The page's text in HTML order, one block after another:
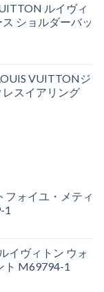
ルイヴィ
ショルダーバッ
VUITTONジ
レスイアリング
フォイユ・メティ
1
イヴィトン ウォ
ト M69794-1